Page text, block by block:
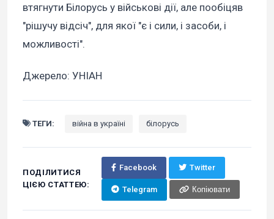
втягнути Білорусь у військові дії, але пообіцяв
"рішучу відсіч", для якої "є і сили, і засоби, і
можливості".
Джерело: УНІАН
ТЕГИ: війна в україні білорусь
ПОДІЛИТИСЯ
ЦІЄЮ СТАТТЕЮ:
Facebook Twitter
Telegram Копіювати